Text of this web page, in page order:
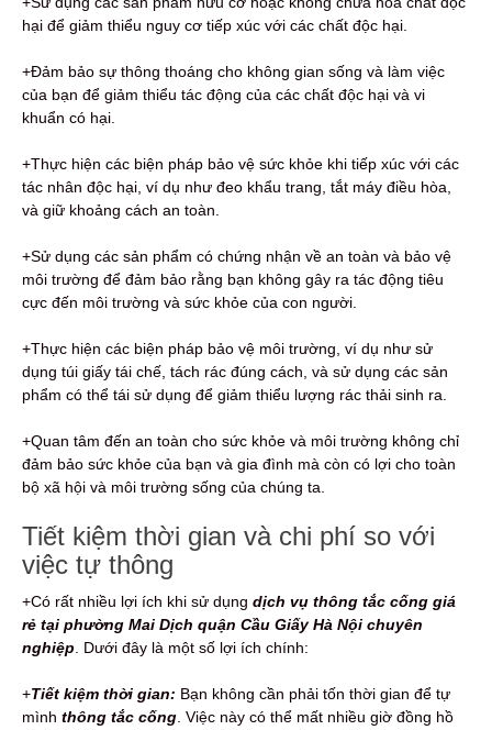
hại để giảm thiểu nguy cơ tiếp xúc với các chất độc hại.
+Đảm bảo sự thông thoáng cho không gian sống và làm việc
của bạn để giảm thiểu tác động của các chất độc hại và vi
khuẩn có hại.
+Thực hiện các biện pháp bảo vệ sức khỏe khi tiếp xúc với các
tác nhân độc hại, ví dụ như đeo khẩu trang, tắt máy điều hòa,
và giữ khoảng cách an toàn.
+Sử dụng các sản phẩm có chứng nhận về an toàn và bảo vệ
môi trường để đảm bảo rằng bạn không gây ra tác động tiêu
cực đến môi trường và sức khỏe của con người.
+Thực hiện các biện pháp bảo vệ môi trường, ví dụ như sử
dụng túi giấy tái chế, tách rác đúng cách, và sử dụng các sản
phẩm có thể tái sử dụng để giảm thiểu lượng rác thải sinh ra.
+Quan tâm đến an toàn cho sức khỏe và môi trường không chỉ
đảm bảo sức khỏe của bạn và gia đình mà còn có lợi cho toàn
bộ xã hội và môi trường sống của chúng ta.
Tiết kiệm thời gian và chi phí so với
việc tự thông
+Có rất nhiều lợi ích khi sử dụng dịch vụ thông tắc cống giá
rẻ tại phường Mai Dịch quận Cầu Giấy Hà Nội chuyên
nghiệp. Dưới đây là một số lợi ích chính:
+Tiết kiệm thời gian: Bạn không cần phải tốn thời gian để tự
mình thông tắc cống. Việc này có thể mất nhiều giờ đồng hồ